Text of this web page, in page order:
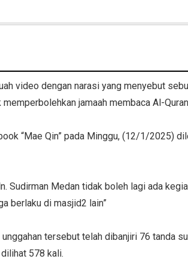
video dengan narasi yang menyebut
jamaah membaca Al-
“Mae Qin” pada Minggu, (12/1/2025)
Sudirman Medan tidak boleh lagi ada
berlaku di masjid2 lain”
tersebut telah dibanjiri 76 tanda
578 kali.